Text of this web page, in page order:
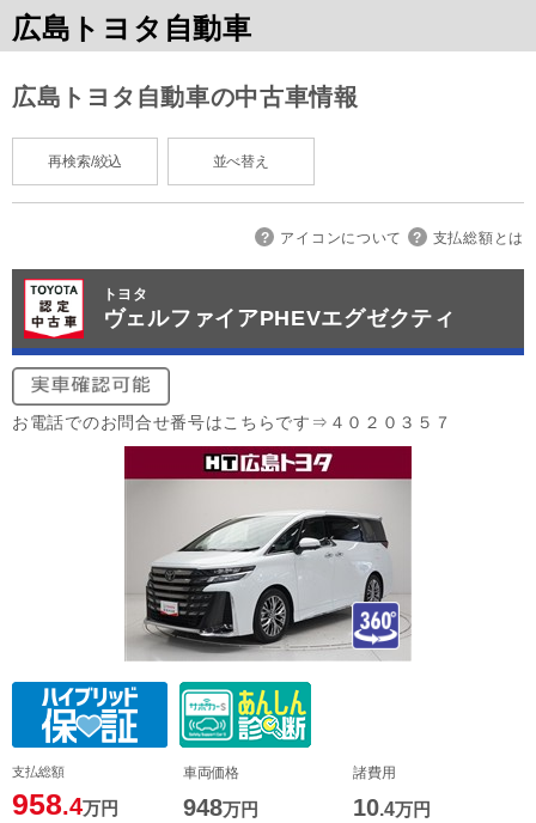
広島トヨタ自動車
広島トヨタ自動車の中古車情報
再検索/絞込 並べ替え
アイコンについて 支払総額とは
トヨタ
ヴェルファイアPHEVエグゼクティ
お電話でのお問合せ番号はこちらです⇒４０２０３５７
支払総額
958.4万円
車両価格
948万円
諸費用
10.4万円